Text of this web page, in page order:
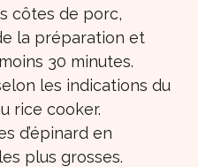
côtes de porc,
la préparation et
30 minutes.
les indications du
rice cooker.
d’épinard en
plus grosses.